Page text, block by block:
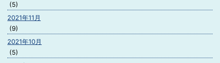
(5)
2021年11月
(9)
2021年10月
(5)